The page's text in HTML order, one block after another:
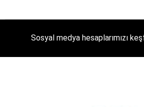
Sosyal medya hesaplarımızı